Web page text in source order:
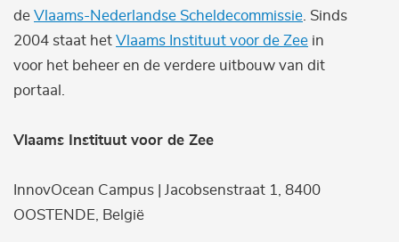
de Vlaams-Nederlandse Scheldecommissie . Sinds
2004 staat het Vlaams Instituut voor de Zee in
voor het beheer en de verdere uitbouw van dit
portaal.
Vlaams Instituut voor de Zee
InnovOcean Campus | Jacobsenstraat 1, 8400
OOSTENDE, België